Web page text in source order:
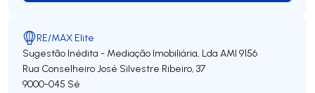
RE/MAX Elite
Sugestão Inédita - Mediação Imobiliária, Lda AMI 9156
Rua Conselheiro José Silvestre Ribeiro, 37
9000-045 Sé